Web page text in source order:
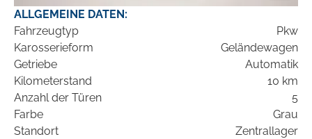
ALLGEMEINE DATEN:
Fahrzeugtyp
Pkw
Karosserieform
Geländewagen
Getriebe
Automatik
Kilometerstand
10 km
Anzahl der Türen
5
Farbe
Grau
Standort
Zentrallager